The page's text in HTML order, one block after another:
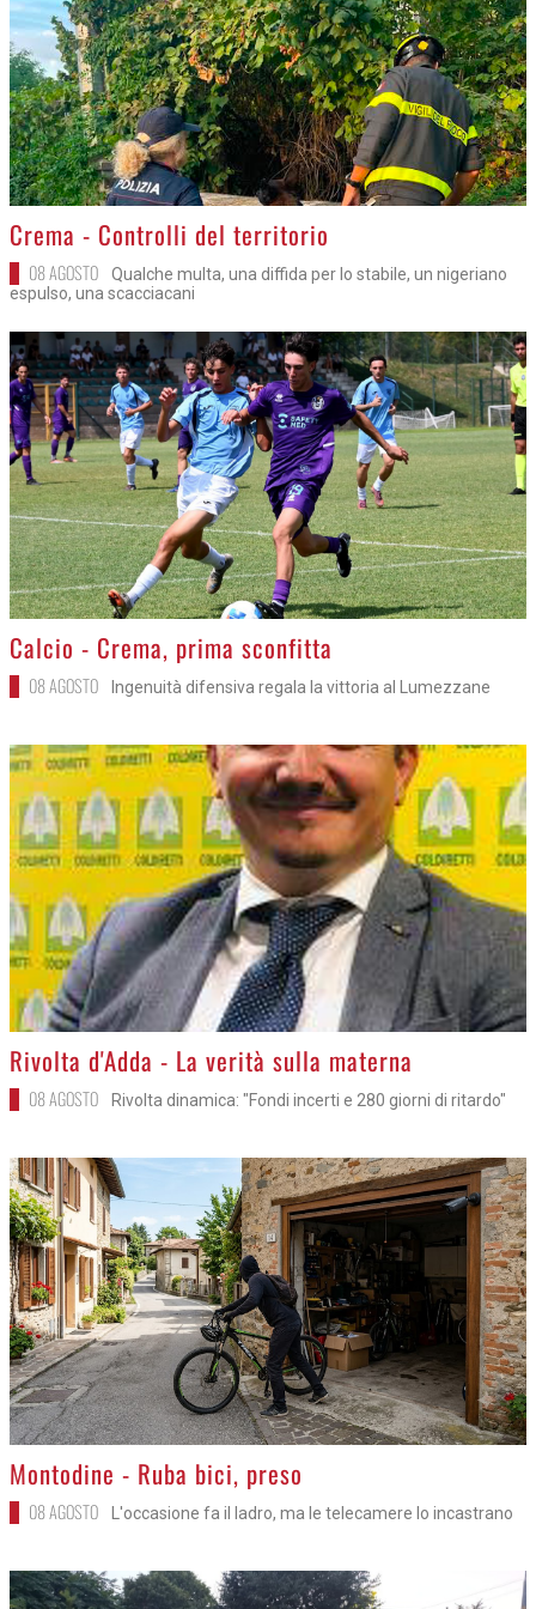
>
Crema - Controlli del territorio
08 AGOSTO
Qualche multa, una diffida per lo stabile, un nigeriano
espulso, una scacciacani
>
Calcio - Crema, prima sconfitta
08 AGOSTO Ingenuità difensiva regala la vittoria al Lumezzane
>
Rivolta d'Adda - La verità sulla materna
08 AGOSTO Rivolta dinamica: "Fondi incerti e 280 giorni di ritardo"
>Montodine - Ruba bici, preso
08 AGOSTO L'occasione fa il ladro, ma le telecamere lo incastrano